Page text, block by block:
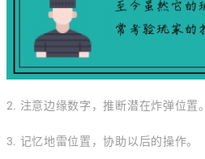
2. 注意边缘数字，推断潜在炸弹位置。
3. 记忆地雷位置，协助以后的操作。